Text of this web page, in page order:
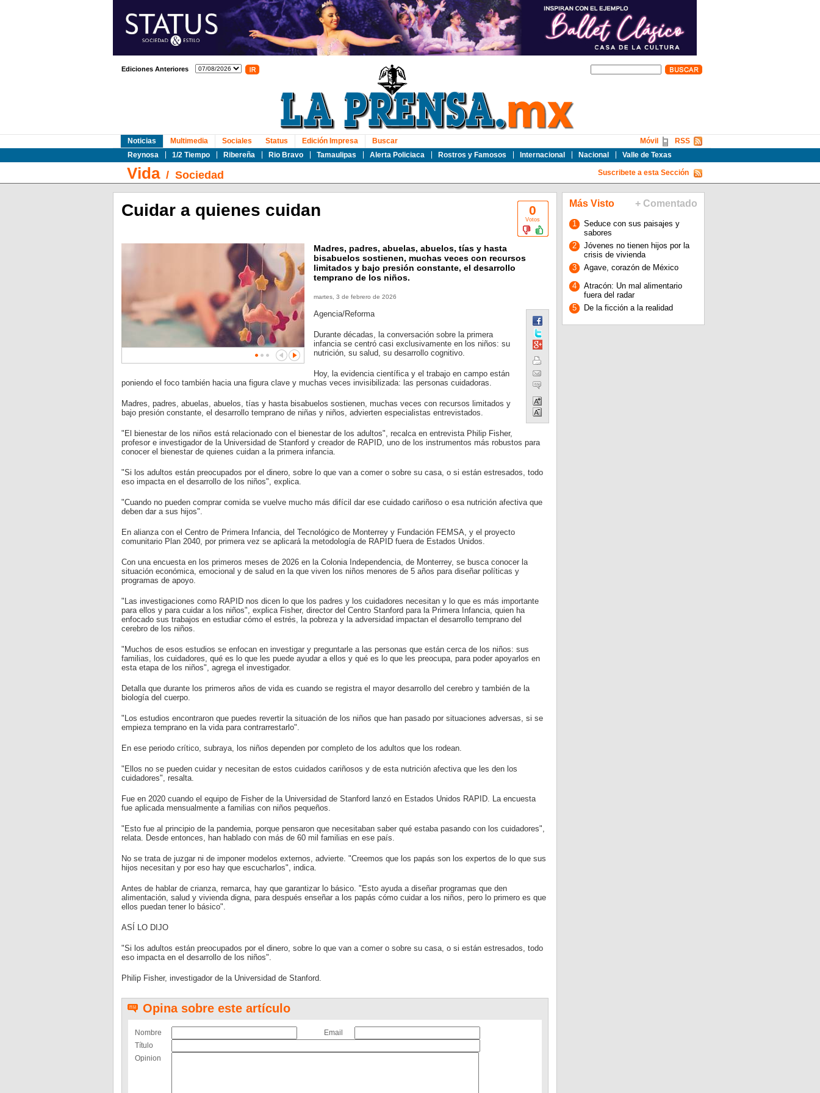
Ediciones Anteriores
Noticias
Reynosa
1/2 Tiempo Ribereña Rio Bravo Tamaulipas Alerta Policiaca Rostros y Famosos Internacional Nacional Valle de Texas
Multimedia Sociales Status Edición Impresa Buscar RSS
Móvil
Vida/ Sociedad Suscribete a esta Sección
0
Votos
Cuidar a quienes cuidan
Madres, padres, abuelas, abuelos, tías y hasta
bisabuelos sostienen, muchas veces con recursos
limitados y bajo presión constante, el desarrollo
temprano de los niños.
martes, 3 de febrero de 2026
Agencia/Reforma
Durante décadas, la conversación sobre la primera
infancia se centró casi exclusivamente en los niños: su
nutrición, su salud, su desarrollo cognitivo.
Hoy, la evidencia científica y el trabajo en campo están
poniendo el foco también hacia una figura clave y muchas veces invisibilizada: las personas cuidadoras.
Madres, padres, abuelas, abuelos, tías y hasta bisabuelos sostienen, muchas veces con recursos limitados y
bajo presión constante, el desarrollo temprano de niñas y niños, advierten especialistas entrevistados.
"El bienestar de los niños está relacionado con el bienestar de los adultos", recalca en entrevista Philip Fisher,
profesor e investigador de la Universidad de Stanford y creador de RAPID, uno de los instrumentos más robustos para
conocer el bienestar de quienes cuidan a la primera infancia.
"Si los adultos están preocupados por el dinero, sobre lo que van a comer o sobre su casa, o si están estresados, todo
eso impacta en el desarrollo de los niños", explica.
"Cuando no pueden comprar comida se vuelve mucho más difícil dar ese cuidado cariñoso o esa nutrición afectiva que
deben dar a sus hijos".
En alianza con el Centro de Primera Infancia, del Tecnológico de Monterrey y Fundación FEMSA, y el proyecto
comunitario Plan 2040, por primera vez se aplicará la metodología de RAPID fuera de Estados Unidos.
Con una encuesta en los primeros meses de 2026 en la Colonia Independencia, de Monterrey, se busca conocer la
situación económica, emocional y de salud en la que viven los niños menores de 5 años para diseñar políticas y
programas de apoyo.
"Las investigaciones como RAPID nos dicen lo que los padres y los cuidadores necesitan y lo que es más importante
para ellos y para cuidar a los niños", explica Fisher, director del Centro Stanford para la Primera Infancia, quien ha
enfocado sus trabajos en estudiar cómo el estrés, la pobreza y la adversidad impactan el desarrollo temprano del
cerebro de los niños.
"Muchos de esos estudios se enfocan en investigar y preguntarle a las personas que están cerca de los niños: sus
familias, los cuidadores, qué es lo que les puede ayudar a ellos y qué es lo que les preocupa, para poder apoyarlos en
esta etapa de los niños", agrega el investigador.
Detalla que durante los primeros años de vida es cuando se registra el mayor desarrollo del cerebro y también de la
biología del cuerpo.
"Los estudios encontraron que puedes revertir la situación de los niños que han pasado por situaciones adversas, si se
empieza temprano en la vida para contrarrestarlo".
En ese periodo crítico, subraya, los niños dependen por completo de los adultos que los rodean.
"Ellos no se pueden cuidar y necesitan de estos cuidados cariñosos y de esta nutrición afectiva que les den los
cuidadores", resalta.
Fue en 2020 cuando el equipo de Fisher de la Universidad de Stanford lanzó en Estados Unidos RAPID. La encuesta
fue aplicada mensualmente a familias con niños pequeños.
"Esto fue al principio de la pandemia, porque pensaron que necesitaban saber qué estaba pasando con los cuidadores",
relata. Desde entonces, han hablado con más de 60 mil familias en ese país.
No se trata de juzgar ni de imponer modelos externos, advierte. "Creemos que los papás son los expertos de lo que sus
hijos necesitan y por eso hay que escucharlos", indica.
Antes de hablar de crianza, remarca, hay que garantizar lo básico. "Esto ayuda a diseñar programas que den
alimentación, salud y vivienda digna, para después enseñar a los papás cómo cuidar a los niños, pero lo primero es que
ellos puedan tener lo básico".
ASÍ LO DIJO
"Si los adultos están preocupados por el dinero, sobre lo que van a comer o sobre su casa, o si están estresados, todo
eso impacta en el desarrollo de los niños".
Philip Fisher, investigador de la Universidad de Stanford.
Opina sobre este artículo
Nombre
Email
Título
Opinion
Más Visto + Comentado
1
Seduce con sus paisajes y
sabores
2
Jóvenes no tienen hijos por la
crisis de vivienda
3
Agave, corazón de México
4
Atracón: Un mal alimentario
fuera del radar
5
De la ficción a la realidad